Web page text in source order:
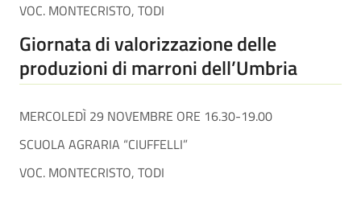
VOC. MONTECRISTO, TODI
Giornata di valorizzazione delle
produzioni di marroni dell’Umbria
MERCOLEDÌ 29 NOVEMBRE ORE 16.30-19.00
SCUOLA AGRARIA “CIUFFELLI”
VOC. MONTECRISTO, TODI